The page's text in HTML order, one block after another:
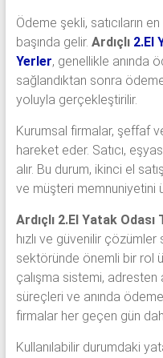
Ödeme şekli, satıcıların
başında gelir. Ardıçlı 2.El
Yerler, genellikle anında
sağlandıktan sonra
yoluyla gerçekleştirilir.
Kurumsal firmalar, şeffaf
hareket eder. Satıcı,
alır. Bu durum, ikinci el
ve müşteri memnuniyetini
Ardıçlı 2.El Yatak Odası
hızlı ve güvenilir
sektöründe önemli bir rol
çalışma sistemi, adresten
süreçleri ve anında
firmalar her geçen gün
Kullanılabilir durumdaki